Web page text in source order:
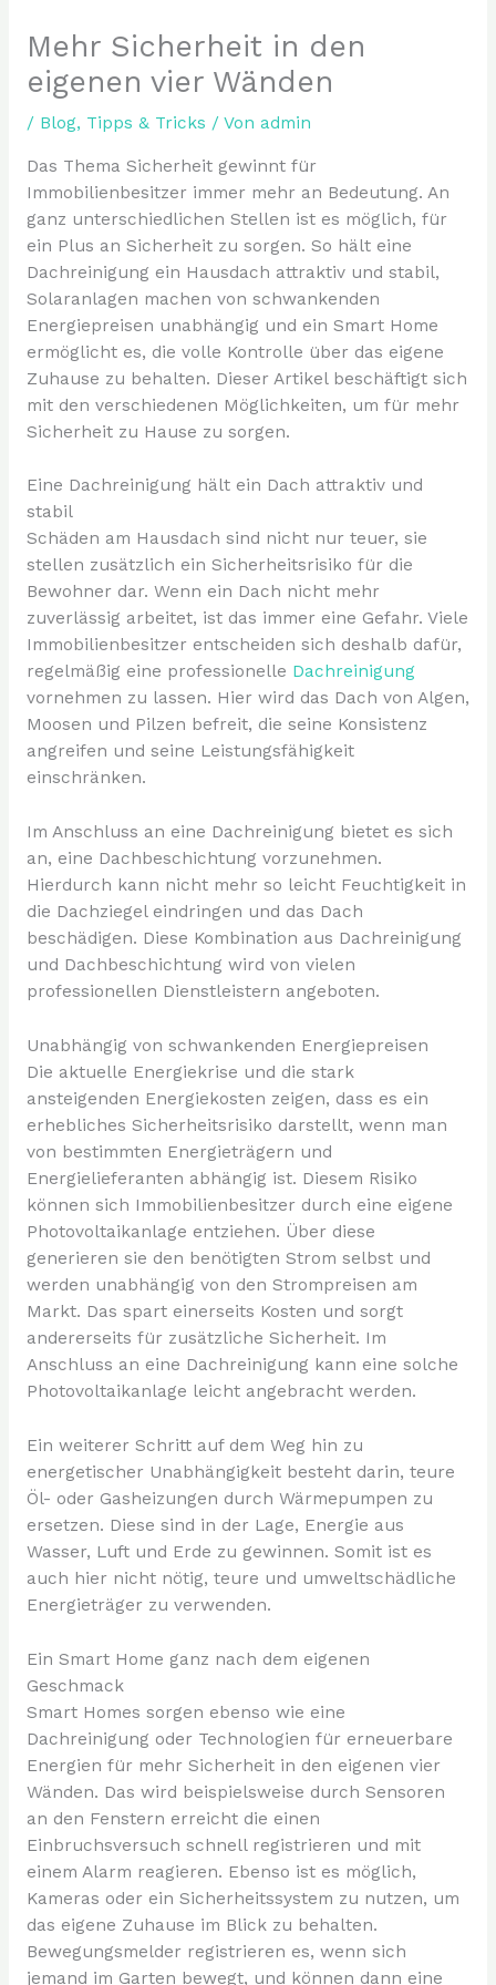
Mehr Sicherheit in den
eigenen vier Wänden
/ Blog, Tipps & Tricks / Von admin
Das Thema Sicherheit gewinnt für
Immobilienbesitzer immer mehr an Bedeutung. An
ganz unterschiedlichen Stellen ist es möglich, für
ein Plus an Sicherheit zu sorgen. So hält eine
Dachreinigung ein Hausdach attraktiv und stabil,
Solaranlagen machen von schwankenden
Energiepreisen unabhängig und ein Smart Home
ermöglicht es, die volle Kontrolle über das eigene
Zuhause zu behalten. Dieser Artikel beschäftigt sich
mit den verschiedenen Möglichkeiten, um für mehr
Sicherheit zu Hause zu sorgen.
Eine Dachreinigung hält ein Dach attraktiv und
stabil
Schäden am Hausdach sind nicht nur teuer, sie
stellen zusätzlich ein Sicherheitsrisiko für die
Bewohner dar. Wenn ein Dach nicht mehr
zuverlässig arbeitet, ist das immer eine Gefahr. Viele
Immobilienbesitzer entscheiden sich deshalb dafür,
regelmäßig eine professionelle Dachreinigung
vornehmen zu lassen. Hier wird das Dach von Algen,
Moosen und Pilzen befreit, die seine Konsistenz
angreifen und seine Leistungsfähigkeit
einschränken.
Im Anschluss an eine Dachreinigung bietet es sich
an, eine Dachbeschichtung vorzunehmen.
Hierdurch kann nicht mehr so leicht Feuchtigkeit in
die Dachziegel eindringen und das Dach
beschädigen. Diese Kombination aus Dachreinigung
und Dachbeschichtung wird von vielen
professionellen Dienstleistern angeboten.
Unabhängig von schwankenden Energiepreisen
Die aktuelle Energiekrise und die stark
ansteigenden Energiekosten zeigen, dass es ein
erhebliches Sicherheitsrisiko darstellt, wenn man
von bestimmten Energieträgern und
Energielieferanten abhängig ist. Diesem Risiko
können sich Immobilienbesitzer durch eine eigene
Photovoltaikanlage entziehen. Über diese
generieren sie den benötigten Strom selbst und
werden unabhängig von den Strompreisen am
Markt. Das spart einerseits Kosten und sorgt
andererseits für zusätzliche Sicherheit. Im
Anschluss an eine Dachreinigung kann eine solche
Photovoltaikanlage leicht angebracht werden.
Ein weiterer Schritt auf dem Weg hin zu
energetischer Unabhängigkeit besteht darin, teure
Öl- oder Gasheizungen durch Wärmepumpen zu
ersetzen. Diese sind in der Lage, Energie aus
Wasser, Luft und Erde zu gewinnen. Somit ist es
auch hier nicht nötig, teure und umweltschädliche
Energieträger zu verwenden.
Ein Smart Home ganz nach dem eigenen
Geschmack
Smart Homes sorgen ebenso wie eine
Dachreinigung oder Technologien für erneuerbare
Energien für mehr Sicherheit in den eigenen vier
Wänden. Das wird beispielsweise durch Sensoren
an den Fenstern erreicht die einen
Einbruchsversuch schnell registrieren und mit
einem Alarm reagieren. Ebenso ist es möglich,
Kameras oder ein Sicherheitssystem zu nutzen, um
das eigene Zuhause im Blick zu behalten.
Bewegungsmelder registrieren es, wenn sich
jemand im Garten bewegt, und können dann eine